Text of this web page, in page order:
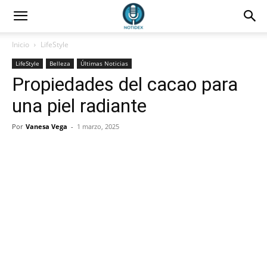
Inicio LifeStyle
LifeStyle Belleza Últimas Noticias
Propiedades del cacao para
una piel radiante
Por Vanesa Vega - 1 marzo, 2025